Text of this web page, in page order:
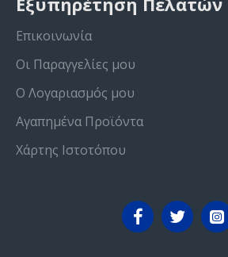
Επικοινωνία
Οι Παραγγελίες μου
Ο Λογαριασμός μου
Αγαπημένα Προϊόντα
Χάρτης Ιστοτόπου